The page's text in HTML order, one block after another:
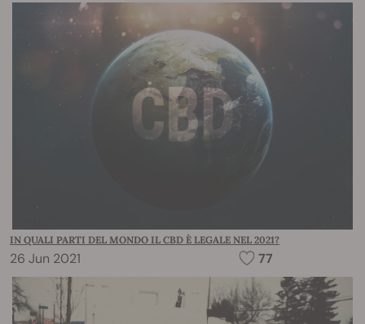
IN QUALI PARTI DEL MONDO IL CBD È LEGALE NEL 2021?
26 Jun 2021 77